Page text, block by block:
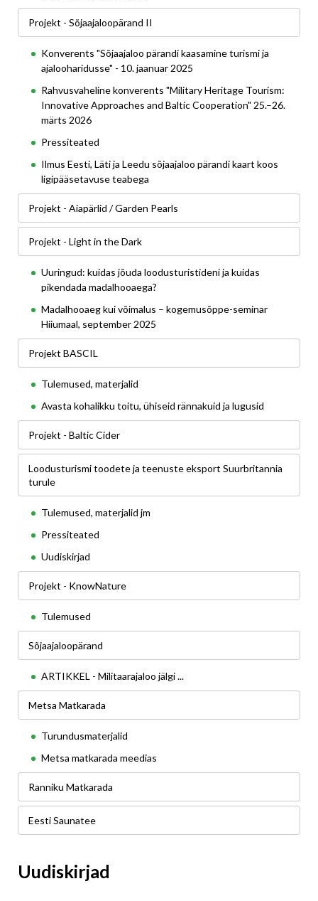
Projekt - Sõjaajaloopärand II
Konverents "Sõjaajaloo pärandi kaasamine turismi ja
ajalooharidusse" - 10. jaanuar 2025
Rahvusvaheline konverents "Military Heritage Tourism:
Innovative Approaches and Baltic Cooperation" 25.–26.
märts 2026
Pressiteated
Ilmus Eesti, Läti ja Leedu sõjaajaloo pärandi kaart koos
ligipääsetavuse teabega
Projekt - Aiapärlid / Garden Pearls
Projekt - Light in the Dark
Uuringud: kuidas jõuda loodusturistideni ja kuidas
pikendada madalhooaega?
Madalhooaeg kui võimalus – kogemusõppe-seminar
Hiiumaal, september 2025
Projekt BASCIL
Tulemused, materjalid
Avasta kohalikku toitu, ühiseid rännakuid ja lugusid
Projekt - Baltic Cider
Loodusturismi toodete ja teenuste eksport Suurbritannia
turule
Tulemused, materjalid jm
Pressiteated
Uudiskirjad
Projekt - KnowNature
Tulemused
Sõjaajaloopärand
ARTIKKEL - Militaarajaloo jälgi ...
Metsa Matkarada
Turundusmaterjalid
Metsa matkarada meedias
Ranniku Matkarada
Eesti Saunatee
Uudiskirjad